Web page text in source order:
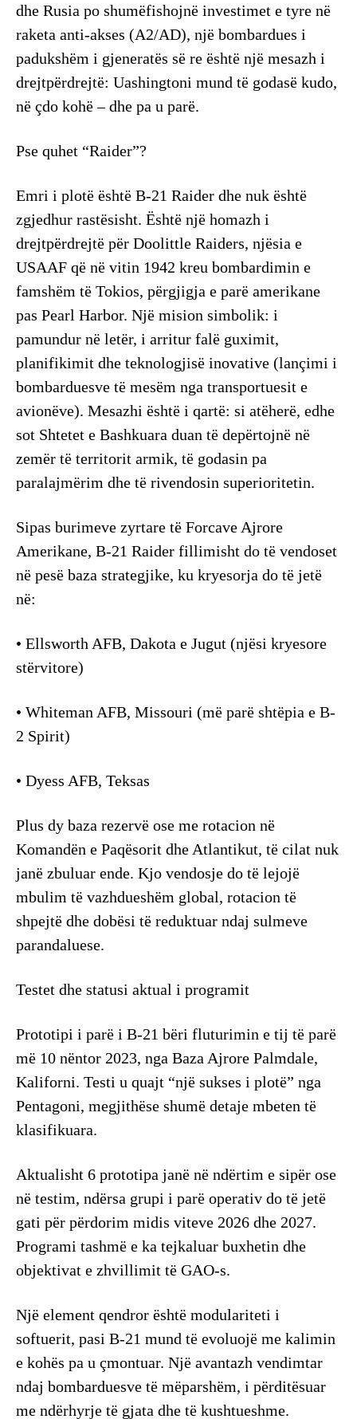
dhe Rusia po shumëfishojnë investimet e tyre në
raketa anti-akses (A2/AD), një bombardues i
padukshëm i gjeneratës së re është një mesazh i
drejtpërdrejtë: Uashingtoni mund të godasë kudo,
në çdo kohë – dhe pa u parë.
Pse quhet “Raider”?
Emri i plotë është B-21 Raider dhe nuk është
zgjedhur rastësisht. Është një homazh i
drejtpërdrejtë për Doolittle Raiders, njësia e
USAAF që në vitin 1942 kreu bombardimin e
famshëm të Tokios, përgjigja e parë amerikane
pas Pearl Harbor. Një mision simbolik: i
pamundur në letër, i arritur falë guximit,
planifikimit dhe teknologjisë inovative (lançimi i
bombarduesve të mesëm nga transportuesit e
avionëve). Mesazhi është i qartë: si atëherë, edhe
sot Shtetet e Bashkuara duan të depërtojnë në
zemër të territorit armik, të godasin pa
paralajmërim dhe të rivendosin superioritetin.
Sipas burimeve zyrtare të Forcave Ajrore
Amerikane, B-21 Raider fillimisht do të vendoset
në pesë baza strategjike, ku kryesorja do të jetë
në:
• Ellsworth AFB, Dakota e Jugut (njësi kryesore
stërvitore)
• Whiteman AFB, Missouri (më parë shtëpia e B-
2 Spirit)
• Dyess AFB, Teksas
Plus dy baza rezervë ose me rotacion në
Komandën e Paqësorit dhe Atlantikut, të cilat nuk
janë zbuluar ende. Kjo vendosje do të lejojë
mbulim të vazhdueshëm global, rotacion të
shpejtë dhe dobësi të reduktuar ndaj sulmeve
parandaluese.
Testet dhe statusi aktual i programit
Prototipi i parë i B-21 bëri fluturimin e tij të parë
më 10 nëntor 2023, nga Baza Ajrore Palmdale,
Kaliforni. Testi u quajt “një sukses i plotë” nga
Pentagoni, megjithëse shumë detaje mbeten të
klasifikuara.
Aktualisht 6 prototipa janë në ndërtim e sipër ose
në testim, ndërsa grupi i parë operativ do të jetë
gati për përdorim midis viteve 2026 dhe 2027.
Programi tashmë e ka tejkaluar buxhetin dhe
objektivat e zhvillimit të GAO-s.
Një element qendror është modulariteti i
softuerit, pasi B-21 mund të evoluojë me kalimin
e kohës pa u çmontuar. Një avantazh vendimtar
ndaj bombarduesve të mëparshëm, i përditësuar
me ndërhyrje të gjata dhe të kushtueshme.